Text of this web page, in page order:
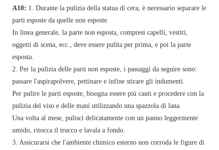
A10: 1. Durante la pulizia della statua di cera, è necessario separare le
parti esposte da quelle non esposte.
In linea generale, la parte non esposta, compresi capelli, vestiti,
oggetti di scena, ecc., deve essere pulita per prima, e poi la parte
esposta.
2. Per la pulizia delle parti non esposte, i passaggi da seguire sono:
passare l'aspirapolvere, pettinare e infine stirare gli indumenti.
Per pulire le parti esposte, bisogna essere più cauti e procedere con la
pulizia del viso e delle mani utilizzando una spazzola di lana.
Una volta al mese, pulisci delicatamente con un panno leggermente
umido, ritocca il trucco e lavala a fondo.
3. Assicurarsi che l'ambiente chimico esterno non corroda le figure di